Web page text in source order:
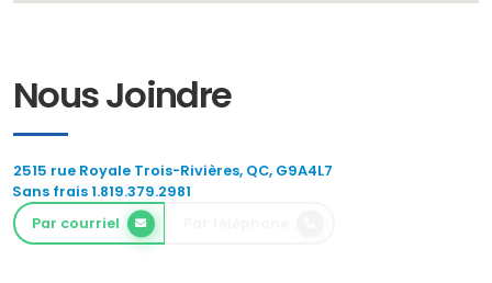
Nous Joindre
2515 rue Royale Trois-Rivières, QC, G9A4L7
Sans frais 1.819.379.2981
Par courriel